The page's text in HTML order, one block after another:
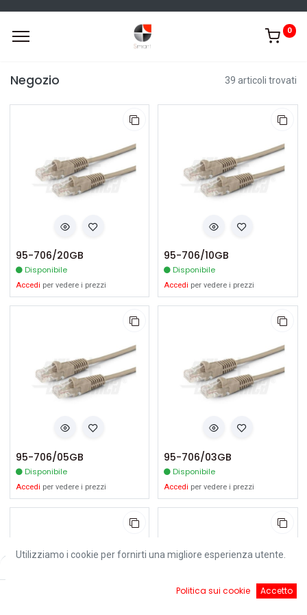
0
Negozio 39 articoli trovati
95-706/20GB
Disponibile
Accedi per vedere i prezzi
95-706/10GB
Disponibile
Accedi per vedere i prezzi
95-706/05GB
Disponibile
Accedi per vedere i prezzi
95-706/03GB
Disponibile
Accedi per vedere i prezzi
Utilizziamo i cookie per fornirti una migliore esperienza utente.
Politica sui cookie Accetto